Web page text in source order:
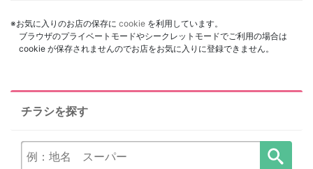
※お気に入りのお店の保存に cookie を利用しています。
ブラウザのプライベートモードやシークレットモードでご利用の場合は
cookie が保存されませんのでお店をお気に入りに登録できません。
チラシを探す